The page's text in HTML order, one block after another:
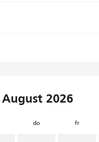
August 2026
do fr